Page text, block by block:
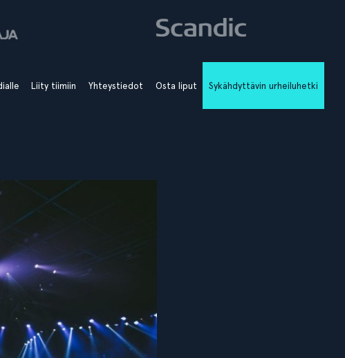
Liity tiimiin Yhteystiedot Osta liput Sykähdyttävin urheiluhetki